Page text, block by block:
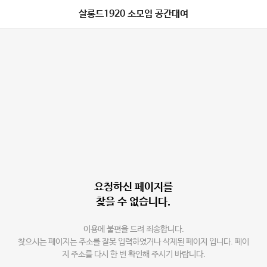
살롱드1920 소모임 공간대여
요청하신 페이지를
찾을 수 없습니다.
이용에 불편을 드려 죄송합니다.
찾으시는 페이지는 주소를 잘못 입력하였거나 삭제된 페이지 입니다. 페이
지 주소를 다시 한 번 확인해 주시기 바랍니다.